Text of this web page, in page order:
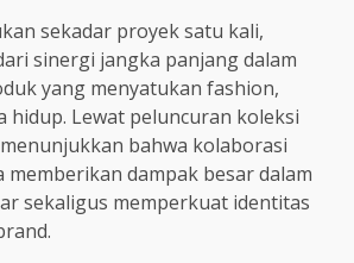
sekadar proyek satu kali,
sinergi jangka panjang dalam
yang menyatukan fashion,
hidup. Lewat peluncuran koleksi
bahwa kolaborasi
dampak besar dalam
sekaligus memperkuat identitas